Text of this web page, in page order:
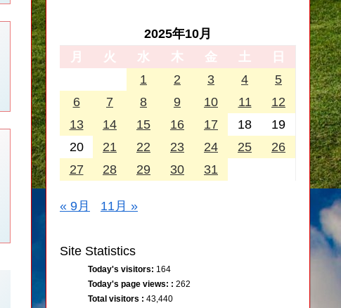
2025年10月
月
火 水 木 金 土
日
1
2 3 4
5
6
7 8 9 10 11
12
13
14 15 16 17 18
19
20
21 22 23 24 25
26
27
28 29 30 31
« 9月 11月 »
Site Statistics
Today's visitors: 164
Today's page views: : 262
Total visitors : 43,440